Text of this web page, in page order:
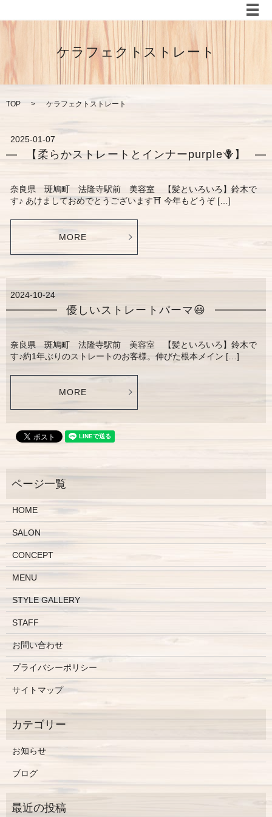
メ
ケラフェクトストレート
TOP ケラフェクトストレート
2025-01-07
【柔らかストレートとインナーpurple🪻】
奈良県 斑鳩町 法隆寺駅前 美容室 【髪といろいろ】鈴木で
す♪ あけましておめでとうございます⛩ 今年もどうぞ […]
MORE
2024-10-24
優しいストレートパーマ😃
奈良県 斑鳩町 法隆寺駅前 美容室 【髪といろいろ】鈴木で
す♪約1年ぶりのストレートのお客様。伸びた根本メイン […]
MORE
HOME
SALON
CONCEPT
MENU
STYLE GALLERY
STAFF
お問い合わせ
プライバシーポリシー
サイトマップ
お知らせ
ブログ